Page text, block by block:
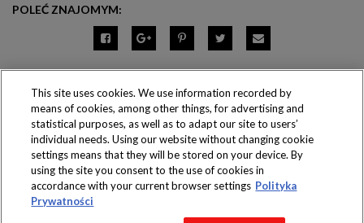
POLEĆ ZNAJOMYM:
Produkty dostępne
wyłącznie w sklepach
This site uses cookies. We use information recorded by
means of cookies, among other things, for advertising and
statistical purposes, as well as to adapt our site to users’
individual needs. Using our website without changing cookie
settings means that they will be stored on your device. By
using the site you consent to the use of cookies in
accordance with your current browser settings Polityka
Prywatności